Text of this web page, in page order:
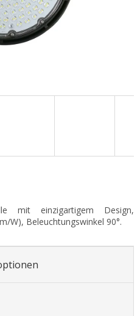
mit einzigartigem Design,
W), Beleuchtungswinkel 90°.